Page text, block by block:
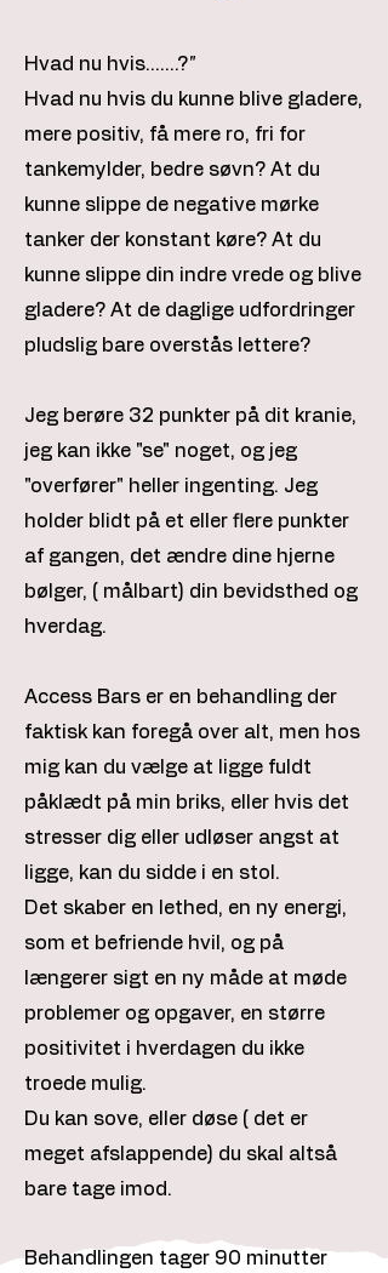
Hvad nu hvis.......?"
Hvad nu hvis du kunne blive gladere,
mere positiv, få mere ro, fri for
tankemylder, bedre søvn? At du
kunne slippe de negative mørke
tanker der konstant køre? At du
kunne slippe din indre vrede og blive
gladere? At de daglige udfordringer
pludslig bare overstås lettere?
Jeg berøre 32 punkter på dit kranie,
jeg kan ikke "se" noget, og jeg
"overfører" heller ingenting. Jeg
holder blidt på et eller flere punkter
af gangen, det ændre dine hjerne
bølger, ( målbart) din bevidsthed og
hverdag.
Access Bars er en behandling der
faktisk kan foregå over alt, men hos
mig kan du vælge at ligge fuldt
påklædt på min briks, eller hvis det
stresser dig eller udløser angst at
ligge, kan du sidde i en stol.
Det skaber en lethed, en ny energi,
som et befriende hvil, og på
længerer sigt en ny måde at møde
problemer og opgaver, en større
positivitet i hverdagen du ikke
troede mulig.
Du kan sove, eller døse ( det er
meget afslappende) du skal altså
bare tage imod.
Behandlingen tager 90 minutter